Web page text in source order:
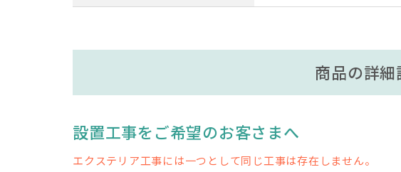
商品の詳細
設置工事をご希望のお客さまへ
エクステリア工事には一つとして同じ工事は存在しません。